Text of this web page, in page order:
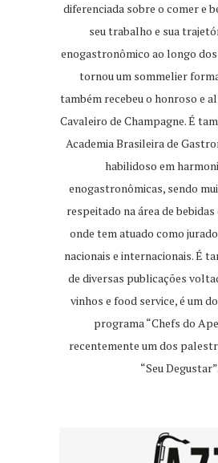
diferenciada sobre o comer e
seu trabalho e sua
enogastronômico ao longo dos
tornou um sommelier
também recebeu o honroso e
Cavaleiro de Champagne. É
Academia Brasileira de
habilidoso em
enogastronômicas, sendo
respeitado na área de
onde tem atuado como
nacionais e internacionais. É
de diversas publicações
vinhos e food service, é um
programa “Chefs do
recentemente um dos
“Seu Degustar”.